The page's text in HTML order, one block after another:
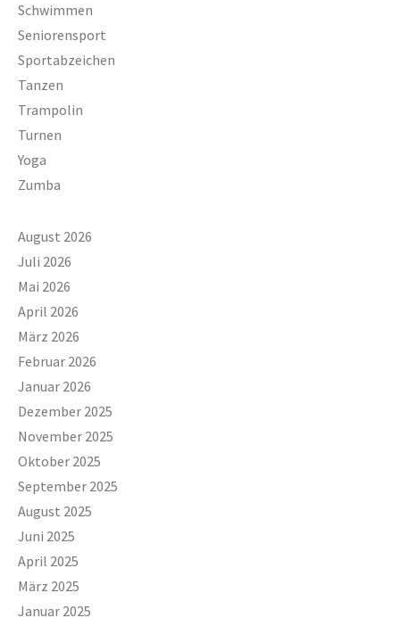
Schwimmen
Seniorensport
Sportabzeichen
Tanzen
Trampolin
Turnen
Yoga
Zumba
August 2026
Juli 2026
Mai 2026
April 2026
März 2026
Februar 2026
Januar 2026
Dezember 2025
November 2025
Oktober 2025
September 2025
August 2025
Juni 2025
April 2025
März 2025
Januar 2025